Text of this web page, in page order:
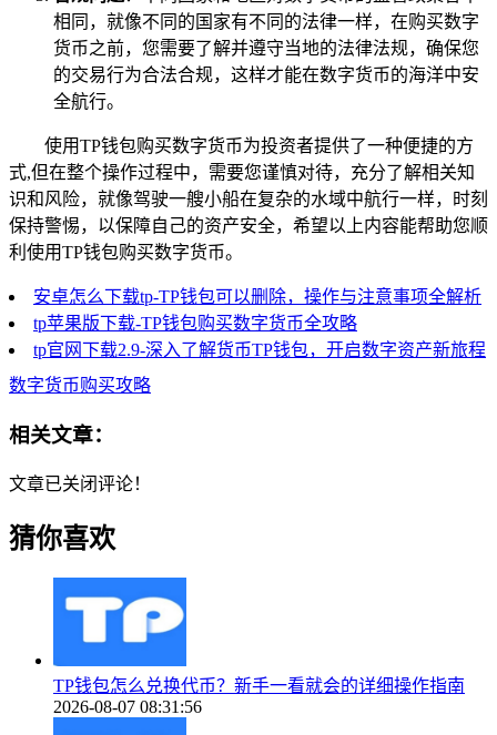
相同，就像不同的国家有不同的法律一样，在购买数字
货币之前，您需要了解并遵守当地的法律法规，确保您
的交易行为合法合规，这样才能在数字货币的海洋中安
全航行。
使用TP钱包购买数字货币为投资者提供了一种便捷的方
式,但在整个操作过程中，需要您谨慎对待，充分了解相关知
识和风险，就像驾驶一艘小船在复杂的水域中航行一样，时刻
保持警惕，以保障自己的资产安全，希望以上内容能帮助您顺
利使用TP钱包购买数字货币。
安卓怎么下载tp-TP钱包可以删除，操作与注意事项全解析
tp苹果版下载-TP钱包购买数字货币全攻略
tp官网下载2.9-深入了解货币TP钱包，开启数字资产新旅程
数字货币购买攻略
相关文章：
文章已关闭评论！
猜你喜欢
TP钱包怎么兑换代币？新手一看就会的详细操作指南
2026-08-07 08:31:56